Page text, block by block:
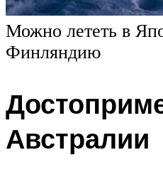
Можно лететь в
Финляндию
Австралии